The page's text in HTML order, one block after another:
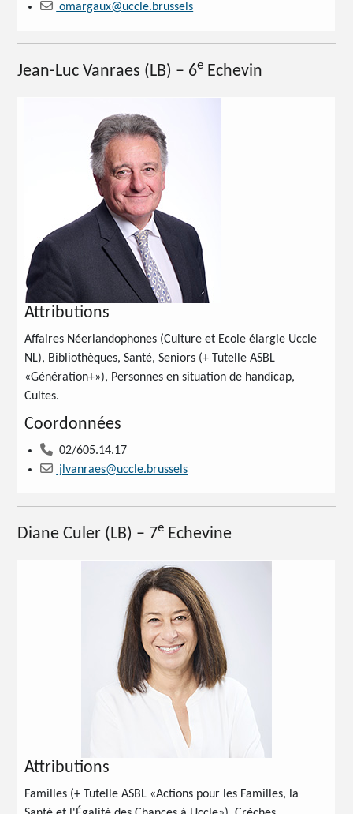
omargaux@uccle.brussels
Jean-Luc Vanraes (LB) – 6e Echevin
Attributions
Affaires Néerlandophones (Culture et Ecole élargie Uccle
NL), Bibliothèques, Santé, Seniors (+ Tutelle ASBL
«Génération+»), Personnes en situation de handicap,
Cultes.
Coordonnées
02/605.14.17
jlvanraes@uccle.brussels
Diane Culer (LB) – 7e Echevine
Attributions
Familles (+ Tutelle ASBL «Actions pour les Familles, la